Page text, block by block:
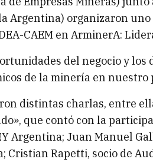
Argentina) organizaron
CAEM en ArminerA:
del negocio y los
de la minería en nuestro
distintas charlas, entre
que contó con la
Argentina; Juan Manuel
Cristian Rapetti, socio de